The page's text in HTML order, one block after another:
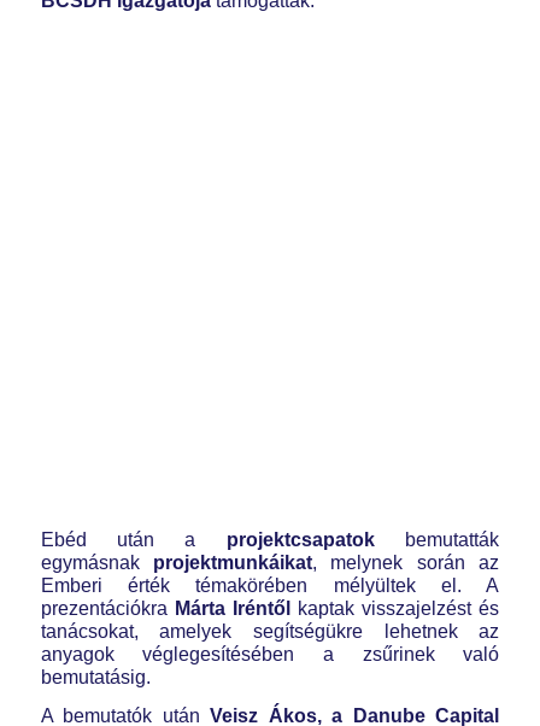
Ebéd után a projektcsapatokbemutatták
egymásnak projektmunkáikat, melynek során az
Emberi érték témakörében mélyültek el. A
prezentációkra Márta Iréntől
kaptak visszajelzést és
tanácsokat, amelyek segítségükre lehetnek az
anyagok véglegesítésében a zsűrinek való
bemutatásig.
A bemutatók utánVeisz Ákos, a Danube Capital